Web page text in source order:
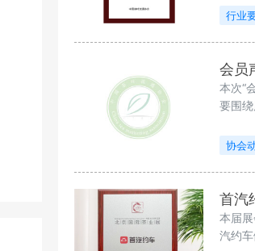
行业
会员
本次“
要围
协会
首汽
本届
汽约